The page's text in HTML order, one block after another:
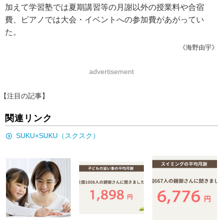
加えて学習塾では夏期講習等の月謝以外の授業料や合宿
費、ピアノでは大会・イベントへの参加費があがってい
た。
《海野由宇》
advertisement
【注目の記事】
関連リンク
SUKU×SUKU（スクスク）